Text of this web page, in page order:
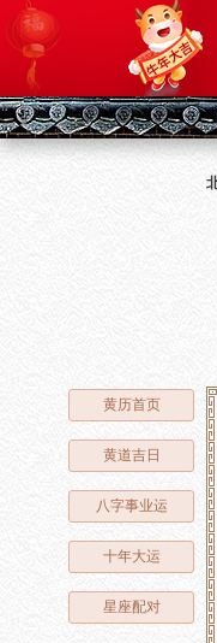
黄历首页
黄道吉日
八字事业运
十年大运
星座配对